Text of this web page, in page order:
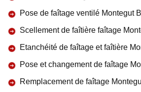
Pose de faîtage ventilé Montegut
Scellement de faîtière faîtage
Etanchéité de faîtage et faîtière
Pose et changement de faîtage
Remplacement de faîtage